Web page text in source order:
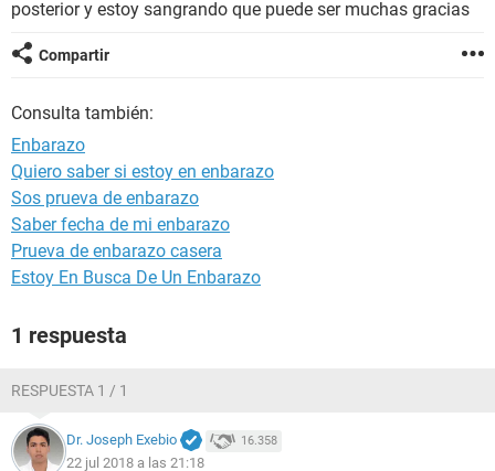
posterior y estoy sangrando que puede ser muchas gracias
Compartir
Consulta también:
Enbarazo
Quiero saber si estoy en enbarazo
Sos prueva de enbarazo
Saber fecha de mi enbarazo
Prueva de enbarazo casera
Estoy En Busca De Un Enbarazo
1 respuesta
RESPUESTA 1 / 1
Dr. Joseph Exebio 16.358
22 jul 2018 a las 21:18